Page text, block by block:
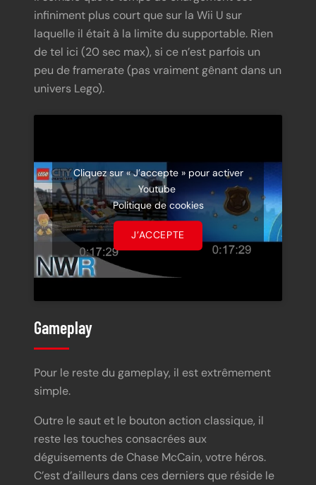
infiniment plus court que sur la Wii U sur
laquelle il était à la limite du supportable. Rien
de tel ici (20 sec max), si ce n’est parfois un
peu de framerate (pas vraiment gênant dans un
univers Lego).
Cliquez sur « J’accepte » pour activer
Youtube
Politique de cookies
J’ACCEPTE
Gameplay
Pour le reste du gameplay, il est extrêmement
simple.
Outre le saut et le bouton action classique, il
reste les touches consacrées aux
déguisements de Chase McCain, votre héros.
C’est d’ailleurs dans ces derniers que réside le